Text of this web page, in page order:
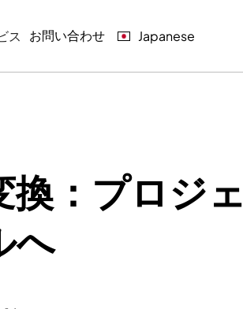
ス お問い合わせ Japanese
：プロジェ
へ